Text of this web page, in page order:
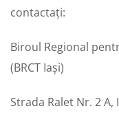
contactați:
Biroul Regional
(BRCT Iași)
Strada Ralet Nr. 2 A,